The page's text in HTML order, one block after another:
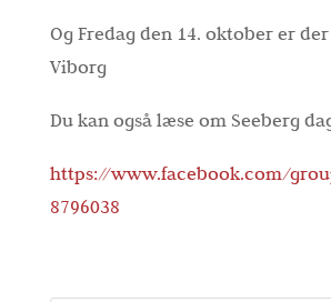
Og Fredag den 14. oktober er
Viborg
Du kan også læse om Seeberg
https://www.facebook.com/
8796038